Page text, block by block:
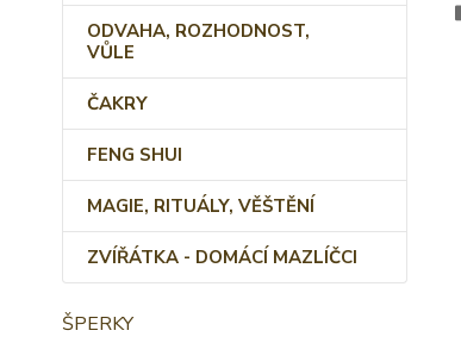
ODVAHA, ROZHODNOST,
VŮLE
ČAKRY
FENG SHUI
MAGIE, RITUÁLY, VĚŠTĚNÍ
ZVÍŘÁTKA - DOMÁCÍ MAZLÍČCI
ŠPERKY